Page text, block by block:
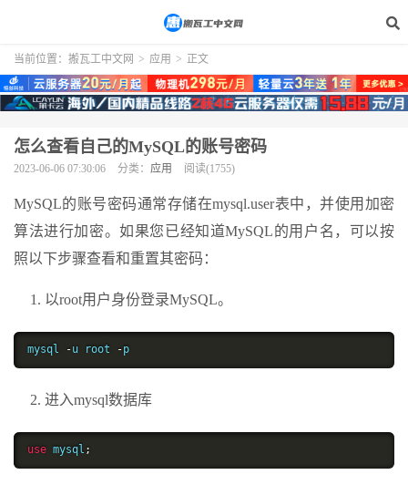
当前位置： 搬瓦工中文网 > 应用 > 正文
怎么查看自己的MySQL的账号密码
2023-06-06 07:30:06 分类： 应用 阅读(1755)
MySQL的账号密码通常存储在mysql.user表中，并使用加密
算法进行加密。如果您已经知道MySQL的用户名，可以按
照以下步骤查看和重置其密码：
以root用户身份登录MySQL。
mysql -u root -p
进入mysql数据库
use mysql ;